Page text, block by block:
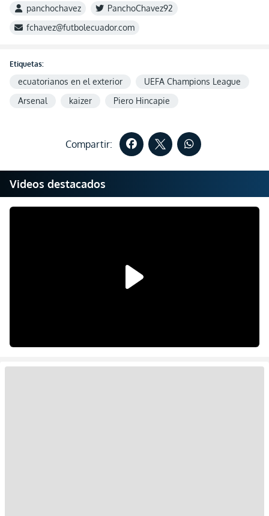
panchochavez
PanchoChavez92
fchavez@futbolecuador.com
Etiquetas:
ecuatorianos en el exterior
UEFA Champions League
Arsenal
kaizer Piero Hincapie
Compartir:
Videos destacados